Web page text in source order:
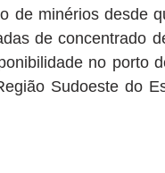
de minérios desde
de concentrado
no porto
Sudoeste do